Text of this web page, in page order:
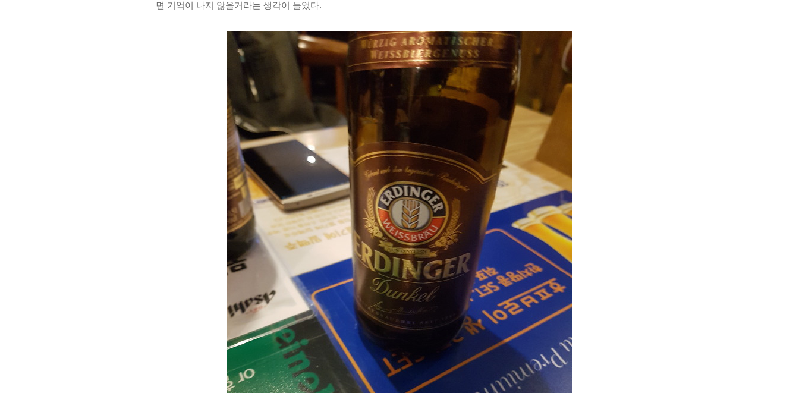
면 기억이 나지 않을거라는 생각이 들었다.